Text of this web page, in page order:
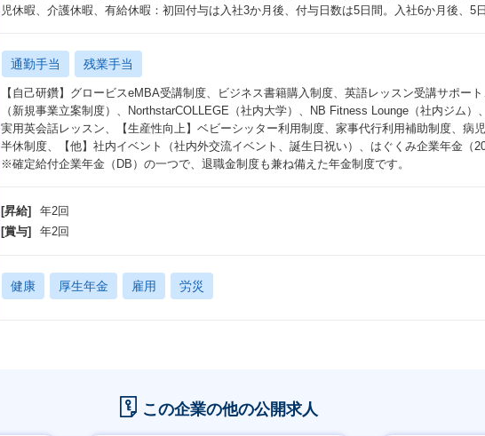
児休暇、介護休暇、有給休暇：初回付与は入社3か月後、付与日数は5日間。入社6か月後、5
通勤手当 残業手当
【自己研鑽】グロービスeMBA受講制度、ビジネス書籍購入制度、英語レッスン受講サポー
（新規事業立案制度）、NorthstarCOLLEGE（社内大学）、NB Fitness Lounge（社内ジム）
実用英会話レッスン、【生産性向上】ベビーシッター利用制度、家事代行利用補助制度、病
半休制度、【他】社内イベント（社内外交流イベント、誕生日祝い）、はぐくみ企業年金（
※確定給付企業年金（DB）の一つで、退職金制度も兼ね備えた年金制度です。
[昇給]
年2回
[賞与]
年2回
健康 厚生年金 雇用 労災
この企業の他の公開求人